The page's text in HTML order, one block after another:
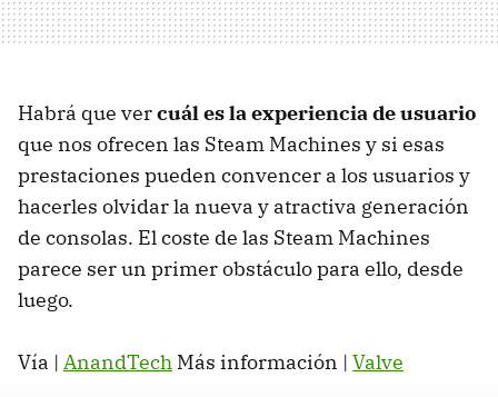
Habrá que vercuál es la experiencia de usuario
que nos ofrecen las Steam Machines y si esas
prestaciones pueden convencer a los usuarios y
hacerles olvidar la nueva y atractiva generación
de consolas. El coste de las Steam Machines
parece ser un primer obstáculo para ello, desde
luego.
Vía | AnandTech Más información | Valve